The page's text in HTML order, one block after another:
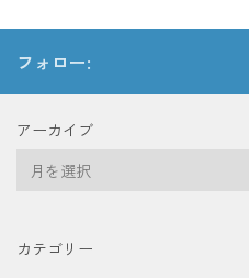
フォロー:
アーカイブ
イ
カテゴリー